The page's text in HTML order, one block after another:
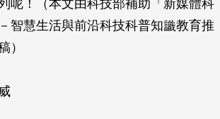
呢！（本文由科技部補助「新媒體科
智慧生活與前沿科技科普知識教育推
）